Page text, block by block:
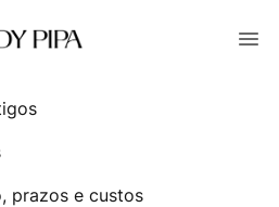
prazos e custos